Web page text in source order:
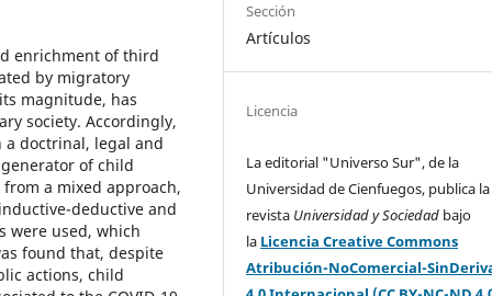
enrichment of third
by migratory
magnitude, has
society. Accordingly,
doctrinal, legal and
of child
a mixed approach,
deductive and
were used, which
found that, despite
actions, child
Sección
Artículos
Licencia
La editorial "Universo Sur", de la
Universidad de Cienfuegos, publica la
revista Universidad y Sociedad bajo
la Licencia Creative Commons
Atribución-NoComercial-